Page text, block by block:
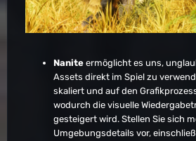
Nanite ermöglicht es uns,
Assets direkt im Spiel zu
skaliert und auf den
wodurch die visuelle
gesteigert wird. Stellen Sie sich
Umgebungsdetails vor,